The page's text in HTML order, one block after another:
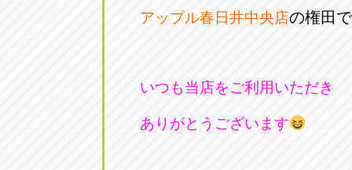
アップル
0566-43-
アップル名岐バイパス春日店
愛知県碧南市立山町4-32-1
アップル春日井中央店の権田
いつも当店をご利用いただき
ありがとうございます